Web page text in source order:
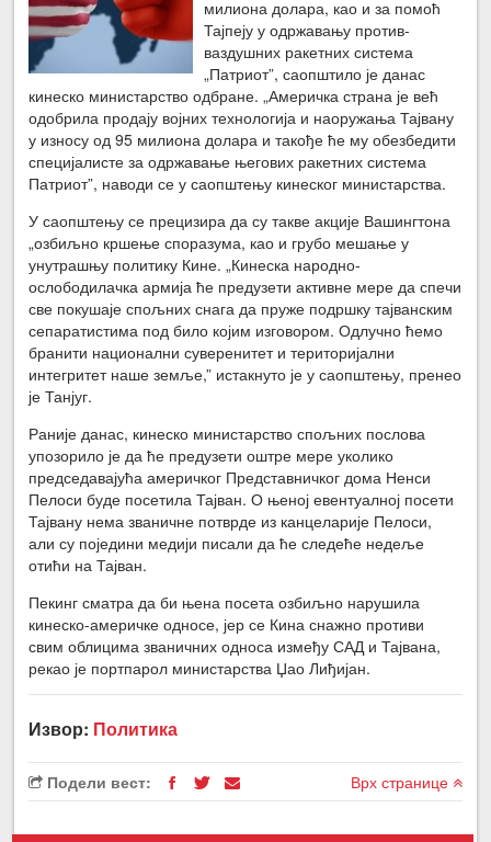
милиона долара, као и за помоћ
Тајпеју у одржавању против-
ваздушних ракетних система
„Патриот”, саопштило је данас
кинеско министарство одбране. „Америчка страна је већ
одобрила продају војних технологија и наоружања Тајвану
у износу од 95 милиона долара и такође ће му обезбедити
специјалисте за одржавање његових ракетних система
Патриот”, наводи се у саопштењу кинеског министарства.
У саопштењу се прецизира да су такве акције Вашингтона
„озбиљно кршење споразума, као и грубо мешање у
унутрашњу политику Кине. „Кинеска народно-
ослободилачка армија ће предузети активне мере да спечи
све покушаје спољних снага да пруже подршку тајванским
сепаратистима под било којим изговором. Одлучно ћемо
бранити национални суверенитет и територијални
интегритет наше земље,” истакнуто је у саопштењу, пренео
је Танјуг.
Раније данас, кинеско министарство спољних послова
упозорило је да ће предузети оштре мере уколико
председавајућа америчког Представничког дома Ненси
Пелоси буде посетила Тајван. О њеној евентуалној посети
Тајвану нема званичне потврде из канцеларије Пелоси,
али су поједини медији писали да ће следеће недеље
отићи на Тајван.
Пекинг сматра да би њена посета озбиљно нарушила
кинеско-америчке односе, јер се Кина снажно противи
свим облицима званичних односа између САД и Тајвана,
рекао је портпарол министарства Џао Лиђијан.
Извор: Политика
Подели вест: Врх странице